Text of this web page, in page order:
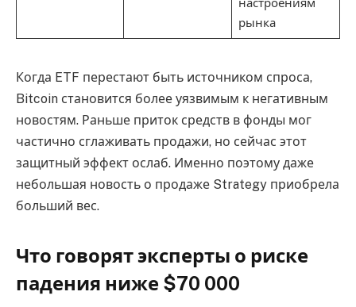
рынка
Когда ETF перестают быть источником спроса,
Bitcoin становится более уязвимым к негативным
новостям. Раньше приток средств в фонды мог
частично сглаживать продажи, но сейчас этот
защитный эффект ослаб. Именно поэтому даже
небольшая новость о продаже Strategy приобрела
больший вес.
Что говорят эксперты о риске
падения ниже $70 000